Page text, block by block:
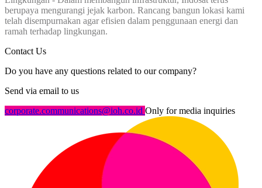
berupaya mengurangi jejak karbon. Rancang bangun lokasi kami
telah disempurnakan agar efisien dalam penggunaan energi dan
ramah terhadap lingkungan.
Contact Us
Do you have any questions related to our company?
Send via email to us
corporate.communications@ioh.co.id Only for media inquiries